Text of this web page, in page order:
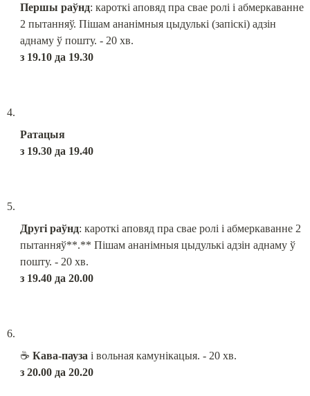
Першы раўнд: кароткі аповяд пра свае ролі і абмеркаванне
2 пытанняў. Пішам ананімныя цыдулькі (запіскі) адзін
з 19.10 да 19.30
Ратацыя
з 19.30 да 19.40
Другi раўнд: кароткі аповяд пра свае ролі і абмеркаванне 2
пытанняў**.** Пішам ананімныя цыдулькі адзін аднаму ў
з 19.40 да 20.00
☕️ Кава-пауза
з 20.00 да 20.20